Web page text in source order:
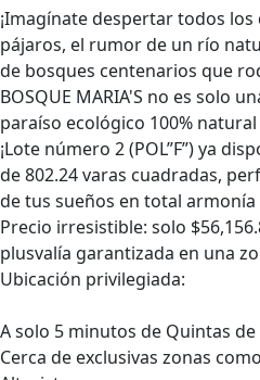
¡Imagínate despertar todos
pájaros, el rumor de un río
de bosques centenarios que
BOSQUE MARIA'S no es solo
paraíso ecológico 100% natural
¡Lote número 2 (POL”F”) ya
de 802.24 varas cuadradas,
de tus sueños en total
Precio irresistible: solo
plusvalía garantizada en una
Ubicación privilegiada:
A solo 5 minutos de Quintas de
Cerca de exclusivas zonas